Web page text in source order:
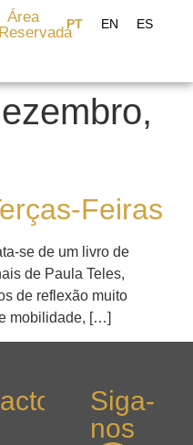
Área
Reservada
Feiras
se de um livro de
de Paula Teles,
de reflexão muito
mobilidade, […]
Siga-
nos